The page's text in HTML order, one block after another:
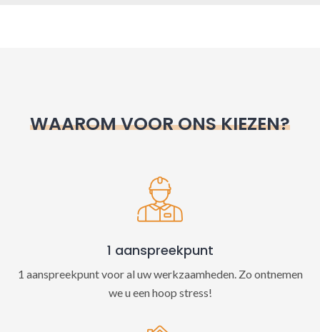
WAAROM VOOR ONS KIEZEN?
1 aanspreekpunt
1 aanspreekpunt voor al uw werkzaamheden. Zo ontnemen
we u een hoop stress!